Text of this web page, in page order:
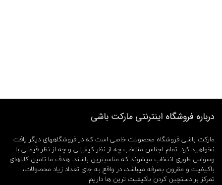
درباره فروشگاه اینترنتی مارکت باشی
مارکت باشی فروشگاه محصولات خاصی است که در فروشگاههای دیگر یافت
نخواهید کرد. تمام اجناس منتخب چه از نظر کیفیتی و چه از نظر قیمتی با
وسواس طوری انتخاب میشوند که مناسبترین باشند. هدف ما تامین کالاهای
باکیفیت و مقرون بصرفه میباشد، در واقع به جای تعداد زیاد محصولات،
تمرکز بر دستچین کردن باکیفیت ترین ها داریم.